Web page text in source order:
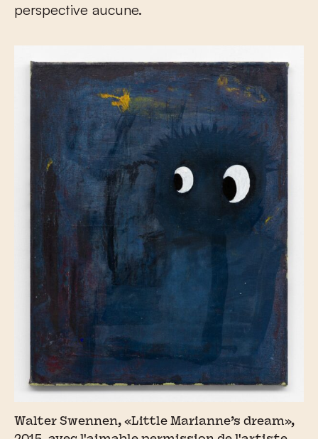
perspective aucune.
Walter Swennen, «Little Marianne’s dream»,